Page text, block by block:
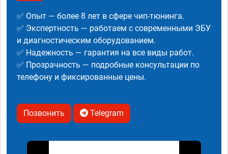
✅ Опыт — более 8 лет в сфере чип-тюнинга.
✅ Экспертность — работаем с современными ЭБУ
и диагностическим оборудованием.
✅ Надежность — гарантия на все виды работ.
✅ Прозрачность — подробные консультации по
телефону и фиксированные цены.
Позвонить Telegram